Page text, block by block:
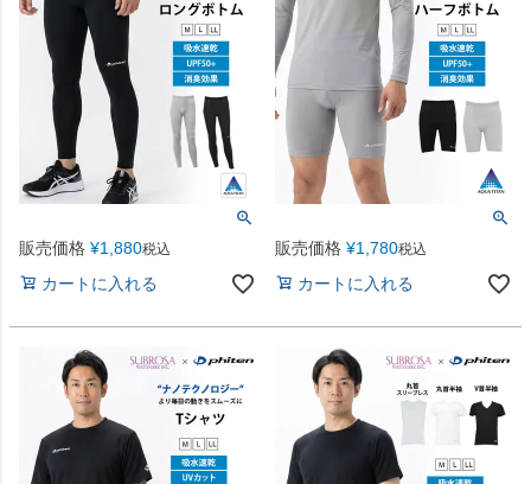
販売価格 ¥1,880税込
カートに入れる
販売価格 ¥1,780税込
カートに入れる